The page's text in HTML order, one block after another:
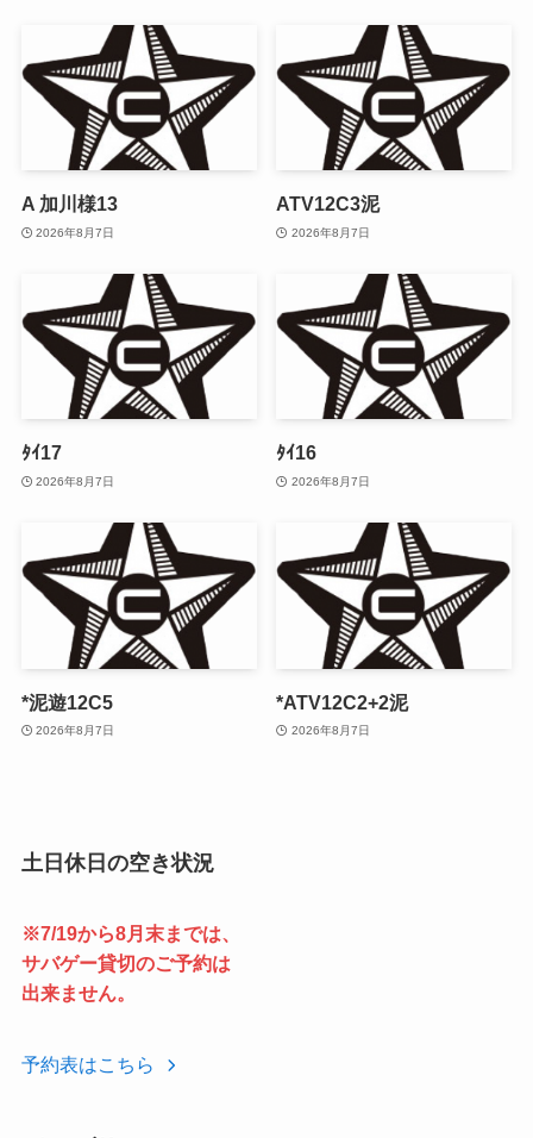
A 加川様13
2026年8月7日
ATV12C3泥
2026年8月7日
ﾀｲ17
2026年8月7日
ﾀｲ16
2026年8月7日
*泥遊12C5
2026年8月7日
*ATV12C2+2泥
2026年8月7日
土日休日の空き状況
※7/19から8月末までは、
サバゲー貸切のご予約は
出来ません。
予約表はこちら